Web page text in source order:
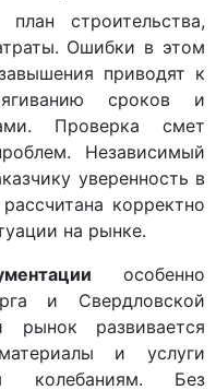
строительства,
Ошибки в этом
приводят к
сроков и
Проверка смет
Независимый
уверенность в
корректно
на рынке.
особенно
и Свердловской
рынок развивается
и услуги
колебаниям. Без